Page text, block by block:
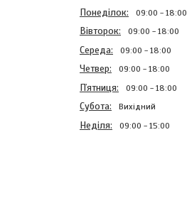
Понеділок 09:00 18:00
Вівторок 09:00 18:00
Середа 09:00 18:00
Четвер 09:00 18:00
Пʼятниця 09:00 18:00
Субота Вихідний
Неділя 09:00 15:00